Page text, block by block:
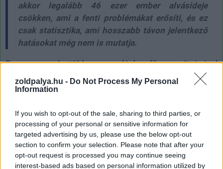
zoldpalya.hu - Do Not Process My Personal
Information
If you wish to opt-out of the sale, sharing to third parties, or
processing of your personal or sensitive information for
targeted advertising by us, please use the below opt-out
section to confirm your selection. Please note that after your
opt-out request is processed you may continue seeing
interest-based ads based on personal information utilized by
akkor legalább 46 ezer ember alvásideje
csökken, ami a fenti problémákat erősíti, és ez
csak statisztika, ami hosszabb távon jelentkező
hatásokat még nem is mutatja.
Persze a legtöbben a légkondik segítségével
maszkoljuk el ezeket a problémákat, de ezzel csak a
problémákat kiváltó folyamatokat erősítjük tovább, a
megoldásokra lenne szükség, a tanulmány arra
figyelmezteti a döntéshozókat, hogy gondoskodniuk kell
a városok, épületek meleg elleni védelméről
egészségügyi kockázatok csökkentéséről, ugyanis az
már világosan látszik, hogy az emberi szervezet még a